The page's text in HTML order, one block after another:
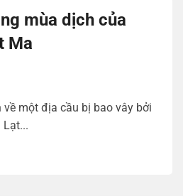
mùa dịch của
Ma
một địa cầu bị bao vây bởi